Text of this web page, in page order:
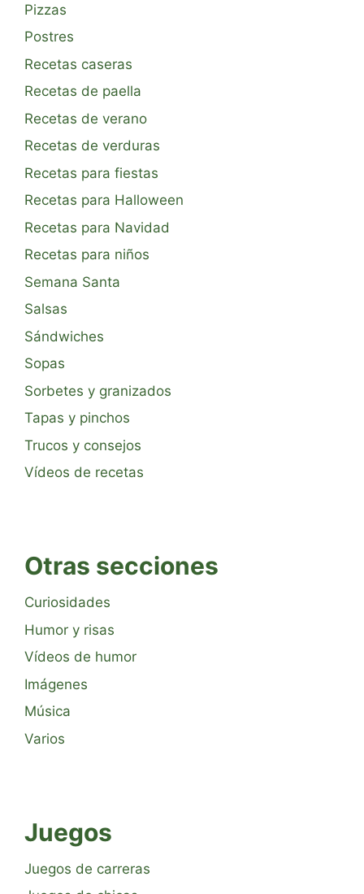
Pizzas
Postres
Recetas caseras
Recetas de paella
Recetas de verano
Recetas de verduras
Recetas para fiestas
Recetas para Halloween
Recetas para Navidad
Recetas para niños
Semana Santa
Salsas
Sándwiches
Sopas
Sorbetes y granizados
Tapas y pinchos
Trucos y consejos
Vídeos de recetas
Otras secciones
Curiosidades
Humor y risas
Vídeos de humor
Imágenes
Música
Varios
Juegos
Juegos de carreras